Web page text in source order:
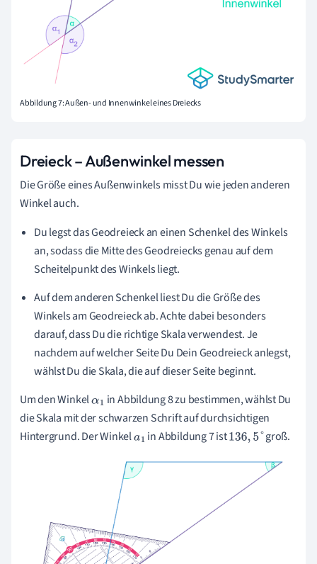
Abbildung 7: Außen- und Innenwinkel eines Dreiecks
Dreieck – Außenwinkel messen
Die Größe eines Außenwinkels misst Du wie jeden anderen
Winkel auch.
Du legst das Geodreieck an einen Schenkel des Winkels
an, sodass die Mitte des Geodreiecks genau auf dem
Scheitelpunkt des Winkels liegt.
Auf dem anderen Schenkel liest Du die Größe des
Winkels am Geodreieck ab. Achte dabei besonders
darauf, dass Du die richtige Skala verwendest. Je
nachdem auf welcher Seite Du Dein Geodreieck anlegst,
wählst Du die Skala, die auf dieser Seite beginnt.
Um den Winkelα1 in Abbildung 8 zu bestimmen, wählst Du
die Skala mit der schwarzen Schrift auf durchsichtigen
Hintergrund. Der Winkela1 in Abbildung 7 ist136,5° groß.